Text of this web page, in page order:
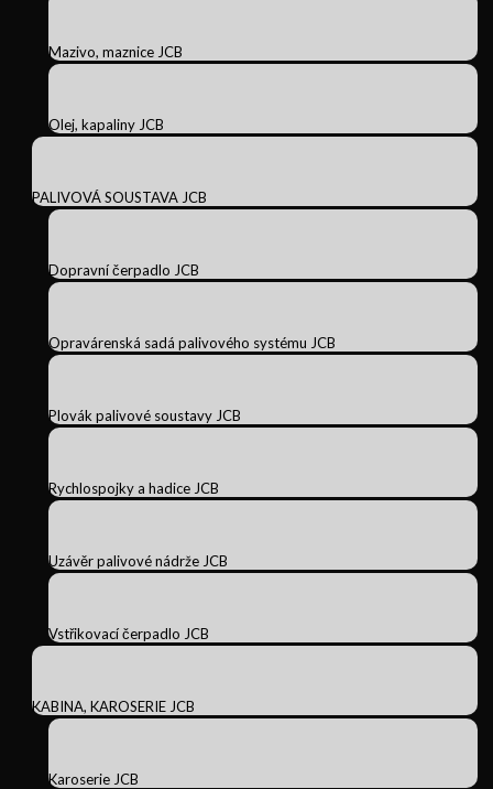
Mazivo, maznice JCB
Olej, kapaliny JCB
PALIVOVÁ SOUSTAVA JCB
Dopravní čerpadlo JCB
Opravárenská sadá palivového systému JCB
Plovák palivové soustavy JCB
Rychlospojky a hadice JCB
Uzávěr palivové nádrže JCB
Vstřikovací čerpadlo JCB
KABINA, KAROSERIE JCB
Karoserie JCB